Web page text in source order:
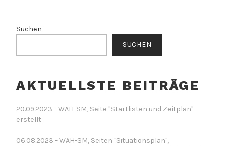
Suchen
SUCHEN
AKTUELLSTE BEITRÄGE
20.09.2023 - WAH-SM, Seite "Startlisten und Zeitplan"
erstellt
06.08.2023 - WAH-SM, Seiten "Situationsplan",